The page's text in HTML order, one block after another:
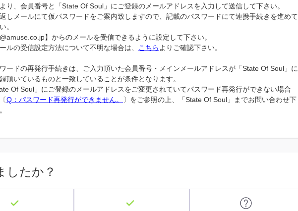
より、会員番号と「State Of Soul」にご登録のメールアドレスを入力して送信して下さい。
しメールにて仮パスワードをご案内致しますので、記載のパスワードにて連携手続きを進めて
。
@amuse.co.jp】からのメールを受信できるように設定して下さい。
ルの受信設定方法について不明な場合は、 こちら よりご確認下さい。
ードの再発行手続きは、ご入力頂いた会員番号・メインメールアドレスが「State Of Soul」に
頂いているものと一致していることが条件となります。
Of Soul」にご登録のメールアドレスをご変更されていてパスワード再発行ができない場合
Q：パスワード再発行ができません。
〕をご参照の上、「State Of Soul」までお問い合わせ下
したか？